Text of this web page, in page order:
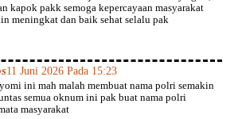
kapok pakk semoga kepercayaan masyarakat
meningkat dan baik sehat selalu pak
11 Juni 2026 Pada 15:23
ini mah malah membuat nama polri semakin
semua oknum ini pak buat nama polri
masyarakat